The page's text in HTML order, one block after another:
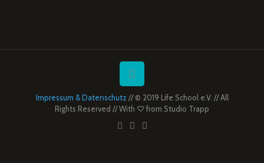
Impressum & Datenschutz // © 2019 Life School e.V. // All
Rights Reserved // With ♡ from Studio Trapp